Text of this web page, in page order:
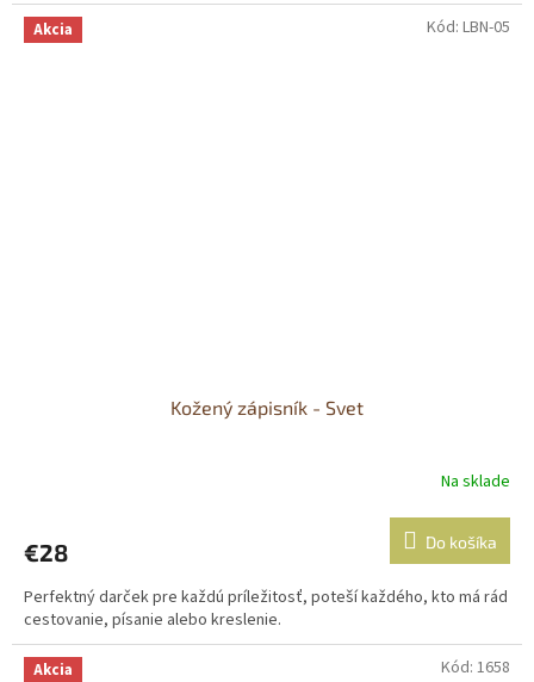
Akcia
Kožený zápisník - Svet
je
z
5
hviezdičiek.
Na sklade
€28 Do košíka
Perfektný darček pre každú príležitosť, poteší každého, kto má rád
cestovanie, písanie alebo kreslenie.
Kód: LBN-05
Akcia Kód: 1658